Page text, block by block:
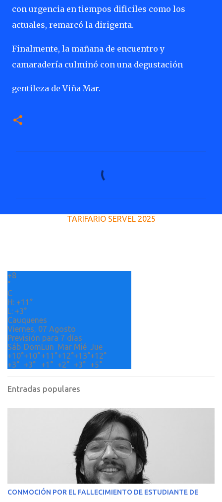
con urgencia en tiempos dificiles como los
actuales, remarcó la dirigenta.
Finalmente, la mañana de encuentro y
camaradería culminó con una degustación
gentileza de Viña Mar.
i
s
TARIFARIO SERVEL 2025
+8
°
C
H: +11°
L: +3°
Cauquenes
Viernes, 07 Agosto
Previsión para 7 días
Sáb DomLun Mar Mié Jue
+10°+10°+11°+12°+13°+12°
+3° +3° +1° +2° +3° +5°
Entradas populares
CONMOCIÓN POR EL FALLECIMIENTO DE ESTUDIANTE DE